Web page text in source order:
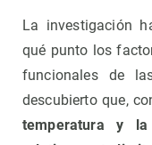
La investigación
qué punto los
funcionales de
descubierto que,
temperatura y